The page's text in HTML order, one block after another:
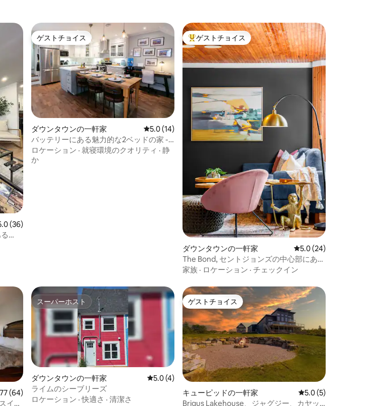
ュー36件、5つ星中5.0つ星の平均評価
(36)
ゲストチョイス
ゲストチョイス
ダウンタウンの一軒家 レビュー14件、5つ星中5.0つ星の平均評価
5.0 (14)
バッテリーにある魅力的な2ベッドの家 -
セントジョンズ
ロケーション · 就寝環境のクオリティ · 静
か
大好評のゲストチョイスです。
ゲストチョイス
ダウンタウンの一軒家 レビュー24件、5つ
5.0 (24)
The Bond, セントジョンズの中心部にある
高級住宅
家族 · ロケーション · チェックイン
ュー64件、5つ星中4.77つ星の平均評価
(64)
イー
スーパーホスト
スーパーホスト
ダウンタウンの一軒家 レビュー4件、5つ星中5.0つ星の平均評価
5.0 (4)
ライムのシーブリーズ
ロケーション ·快適さ · 清潔さ
ゲストチョイス
ゲストチョイス
キューピッドの一軒家 レビュー5件、5つ
5.0 (5)
Brigus Lakehouse、ジャグジー、カヤッ